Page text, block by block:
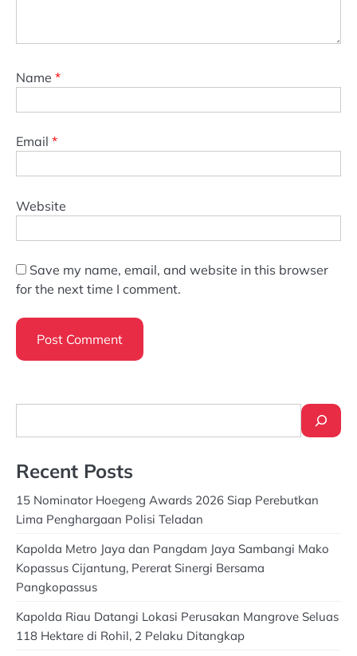
Name *
Email *
Website
Save my name, email, and website in this browser
for the next time I comment.
Recent Posts
15 Nominator Hoegeng Awards 2026 Siap Perebutkan
Lima Penghargaan Polisi Teladan
Kapolda Metro Jaya dan Pangdam Jaya Sambangi Mako
Kopassus Cijantung, Pererat Sinergi Bersama
Pangkopassus
Kapolda Riau Datangi Lokasi Perusakan Mangrove Seluas
118 Hektare di Rohil, 2 Pelaku Ditangkap